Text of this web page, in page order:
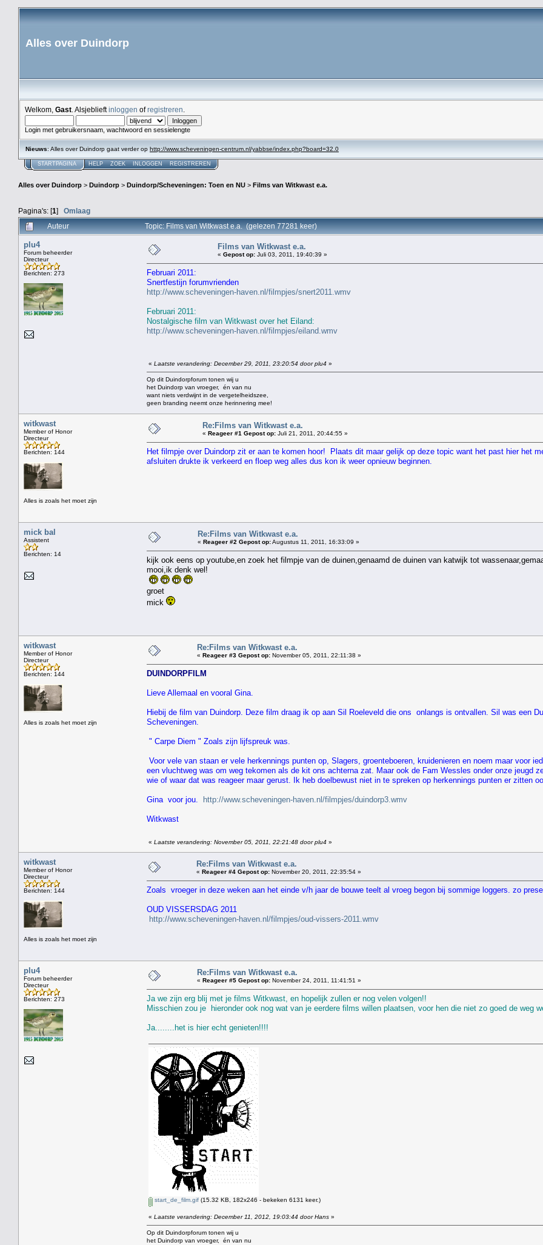
Alles over Duindorp
Welkom, Gast . Alsjeblieftinloggen ofregistreren
Login met gebruikersnaam, wachtwoord en sessielengte
Nieuws: Alles over Duindorp gaat verder op http://www.scheveningen-centrum.nl/yabbse/index.php?board=32.0
STARTPAGINA HELP ZOEK INLOGGEN REGISTREREN
Alles over Duindorp > Duindorp > Duindorp/Scheveningen: Toen en NU > Films van Witkwast e.a.
Pagina's: [1] Omlaag
Auteur Topic: Films van Witkwast e.a. (gelezen 77281 keer)
plu4
Forum beheerder
Directeur
Berichten: 273
Films van Witkwast e.a.
« Gepost op: Juli 03, 2011, 19:40:39 »
Februari 2011:
Snertfestijn forumvrienden
http://www.scheveningen-haven.nl/filmpjes/snert2011.wmv
Februari 2011:
Nostalgische film van Witkwast over het Eiland:
http://www.scheveningen-haven.nl/filmpjes/eiland.wmv
« Laatste verandering: December 29, 2011, 23:20:54 door plu4 »
Op dit Duindorpforum tonen wij u
het Duindorp van vroeger, én van nu
want niets verdwijnt in de vergetelheidszee,
geen branding neemt onze herinnering mee!
witkwast
Member of Honor
Directeur
Berichten: 144
Alles is zoals het moet zijn
Re:Films van Witkwast e.a.
« Reageer #1 Gepost op: Juli 21, 2011, 20:44:55 »
Het filmpje over Duindorp zit er aan te komen hoor! Plaats dit maar gelijk op deze topic want het past hier het
afsluiten drukte ik verkeerd en floep weg alles dus kon ik weer opnieuw beginnen.
mick bal
Assistent
Berichten: 14
Re:Films van Witkwast e.a.
« Reageer #2 Gepost op:Augustus 11, 2011, 16:33:09 »
kijk ook eens op youtube,en zoek het filmpje van de duinen,genaamd de duinen van katwijk tot
mooi,ik denk wel!
groet
mick
witkwast
Member of Honor
Directeur
Berichten: 144
Alles is zoals het moet zijn
Re:Films van Witkwast e.a.
« Reageer #3 Gepost op: November 05, 2011, 22:11:38 »
DUINDORPFILM
Lieve Allemaal en vooral Gina.
Hiebij de film van Duindorp. Deze film draag ik op aan Sil Roeleveld die ons onlangs is ontvallen. Sil was een
Scheveningen.
" Carpe Diem " Zoals zijn lijfspreuk was.
Voor vele van staan er vele herkennings punten op, Slagers, groenteboeren, kruidenieren en noem maar voor
een vluchtweg was om weg tekomen als de kit ons achterna zat. Maar ook de Fam Wessles onder onze jeugd
wie of waar dat was reageer maar gerust. Ik heb doelbewust niet in te spreken op herkennings punten er zitten
Gina voor jou. http://www.scheveningen-haven.nl/filmpjes/duindorp3.wmv
Witkwast
« Laatste verandering: November 05, 2011, 22:21:48 door plu4 »
witkwast
Member of Honor
Directeur
Berichten: 144
Alles is zoals het moet zijn
Re:Films van Witkwast e.a.
« Reageer #4 Gepost op: November 20, 2011, 22:35:54 »
Zoals vroeger in deze weken aan het einde v/h jaar de bouwe teelt al vroeg begon bij sommige loggers. zo
OUD VISSERSDAG 2011
http://www.scheveningen-haven.nl/filmpjes/oud-vissers-2011.wmv
plu4
Forum beheerder
Directeur
Berichten: 273
Re:Films van Witkwast e.a.
« Reageer #5 Gepost op: November 24, 2011, 11:41:51 »
Ja we zijn erg blij met je films Witkwast, en hopelijk zullen er nog velen volgen!!
Misschien zou je hieronder ook nog wat van je eerdere films willen plaatsen, voor hen die niet zo goed de weg
Ja........het is hier echt genieten!!!!
start_de_film.gif (15.32 KB, 182x246 - bekeken 6131 keer.)
« Laatste verandering: December 11, 2012, 19:03:44 door Hans »
Op dit Duindorpforum tonen wij u
het Duindorp van vroeger, én van nu